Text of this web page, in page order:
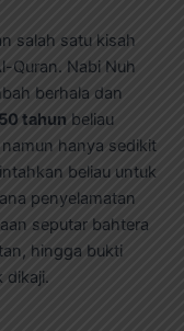
salah satu kisah
Quran. Nabi Nuh
berhala dan
tahun beliau
hanya sedikit
beliau untuk
penyelamatan
seputar bahtera
hingga bukti
dikaji.